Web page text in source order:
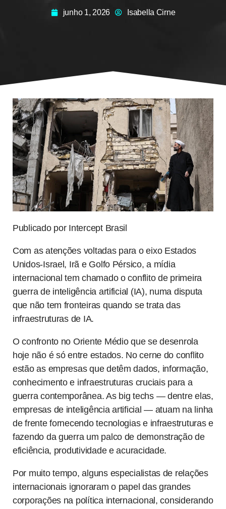
junho 1, 2026 Isabella Cirne
Publicado por Intercept Brasil
Com as atenções voltadas para o eixo Estados
Unidos-Israel, Irã e Golfo Pérsico, a mídia
internacional tem chamado o conflito de primeira
guerra de inteligência artificial (IA), numa disputa
que não tem fronteiras quando se trata das
infraestruturas de IA.
O confronto no Oriente Médio que se desenrola
hoje não é só entre estados. No cerne do conflito
estão as empresas que detêm dados, informação,
conhecimento e infraestruturas cruciais para a
guerra contemporânea. As big techs — dentre elas,
empresas de inteligência artificial — atuam na linha
de frente fornecendo tecnologias e infraestruturas e
fazendo da guerra um palco de demonstração de
eficiência, produtividade e acuracidade.
Por muito tempo, alguns especialistas de relações
internacionais ignoraram o papel das grandes
corporações na política internacional, considerando